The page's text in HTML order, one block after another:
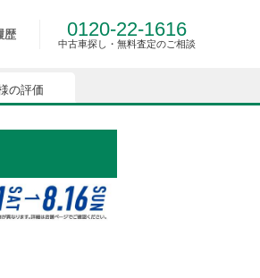
せん。
るようになります。
歴 0120-22-1616
中古車探し・無料査定のご相談
の評価